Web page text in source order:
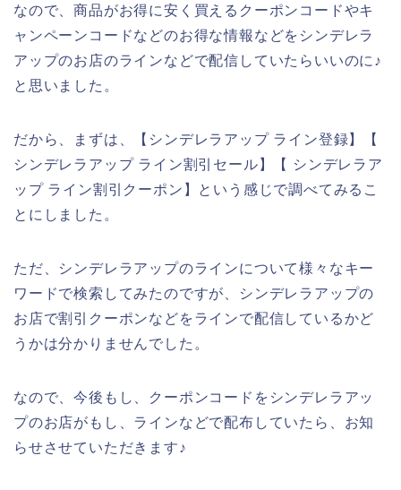
なので、商品がお得に安く買えるクーポンコードやキ
ャンペーンコードなどのお得な情報などをシンデレラ
アップのお店のラインなどで配信していたらいいのに♪
と思いました。
だから、まずは、【シンデレラアップ ライン登録】【
シンデレラアップ ライン割引セール】【 シンデレラア
ップ ライン割引クーポン】という感じで調べてみるこ
とにしました。
ただ、シンデレラアップのラインについて様々なキー
ワードで検索してみたのですが、シンデレラアップの
お店で割引クーポンなどをラインで配信しているかど
うかは分かりませんでした。
なので、今後もし、クーポンコードをシンデレラアッ
プのお店がもし、ラインなどで配布していたら、お知
らせさせていただきます♪